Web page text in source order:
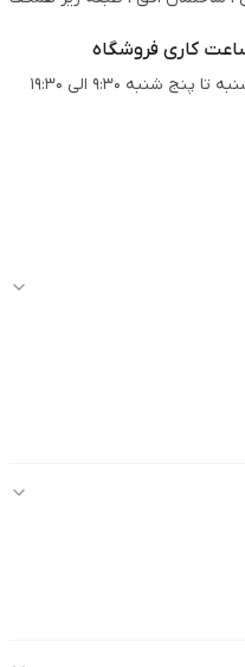
کاری فروشگاه
تا پنج شنبه 9:30 الی 19:30